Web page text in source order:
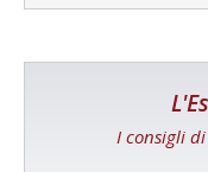
I consigli